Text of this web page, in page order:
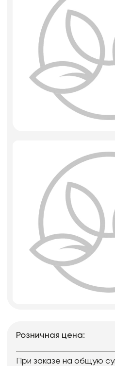
Искусственные цветы и растения
Декоративные вазы, кашпо
Игрушки мягкие
Изделия из металла
Розничная цена:
При заказе на общую